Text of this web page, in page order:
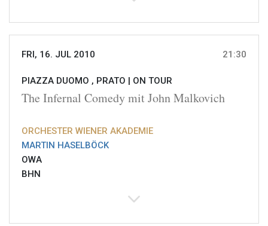
FRI, 16. JUL 2010 21:30
PIAZZA DUOMO , PRATO | ON TOUR
The Infernal Comedy mit John Malkovich
ORCHESTER WIENER AKADEMIE
MARTIN HASELBÖCK
OWA
BHN